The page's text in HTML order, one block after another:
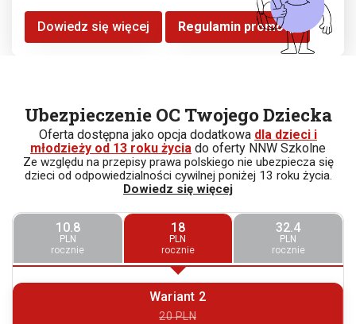
Dowiedz się więcej Regulamin promocji
Ubezpieczenie OC Twojego Dziecka
Oferta dostępna jako opcja dodatkowa dla dzieci i
młodzieży od 13 roku życia do oferty NNW Szkolne
Ze względu na przepisy prawa polskiego nie ubezpiecza się
dzieci od odpowiedzialności cywilnej poniżej 13 roku życia.
Dowiedz się więcej
10.8
PLN
rocznie
18
PLN
rocznie
32.4
PLN
rocznie
Wariant 2
20 PLN